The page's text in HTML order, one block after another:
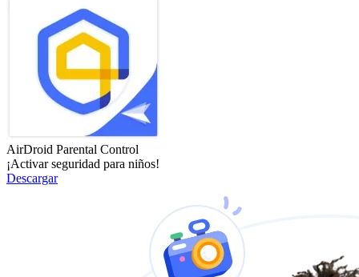
AirDroid Parental Control
¡Activar seguridad para niños!
Descargar